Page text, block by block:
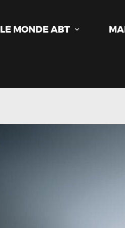
LE MONDE ABT